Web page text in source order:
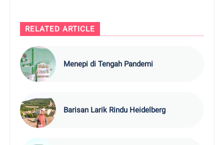
RELATED ARTICLE
Menepi di Tengah Pandemi
Barisan Larik Rindu Heidelberg